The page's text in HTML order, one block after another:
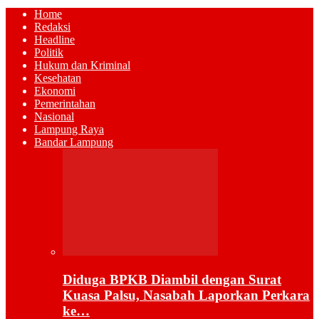
Home
Redaksi
Headline
Politik
Hukum dan Kriminal
Kesehatan
Ekonomi
Pemerintahan
Nasional
Lampung Raya
Bandar Lampung
Diduga BPKB Diambil dengan Surat
Kuasa Palsu, Nasabah Laporkan Perkara
ke…